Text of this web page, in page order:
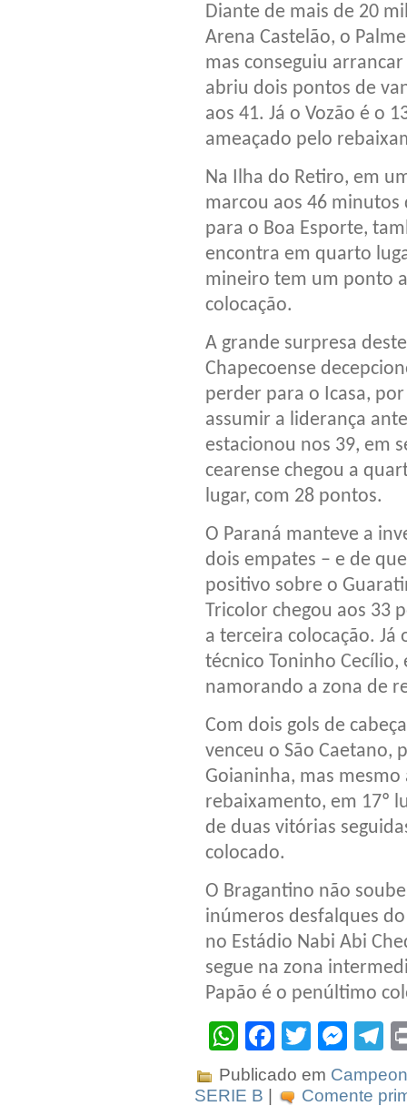
Diante de mais de 20
Arena Castelão, o
mas conseguiu
abriu dois pontos de
aos 41. Já o Vozão é o
ameaçado pelo
Na Ilha do Retiro, em
marcou aos 46
para o Boa Esporte,
encontra em quarto
mineiro tem um ponto
colocação.
A grande surpresa
Chapecoense
perder para o Icasa,
assumir a liderança
estacionou nos 39, em
cearense chegou a
lugar, com 28 pontos.
O Paraná manteve a
dois empates – e de
positivo sobre o
Tricolor chegou aos 33
a terceira colocação.
técnico Toninho
namorando a zona de
Com dois gols de
venceu o São Caetano,
Goianinha, mas
rebaixamento, em 17º
de duas vitórias
colocado.
O Bragantino não
inúmeros desfalques
no Estádio Nabi Abi
segue na zona
Papão é o penúltimo
WhatsApp
Facebook
Twitter
Publicado em
SERIE B | Comente